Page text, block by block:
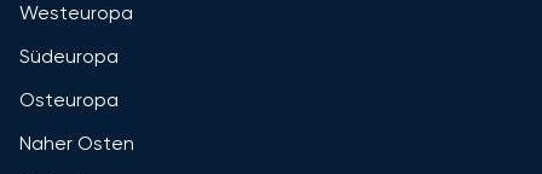
Westeuropa
Südeuropa
Osteuropa
Naher Osten